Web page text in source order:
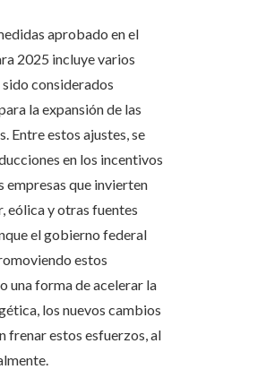
aprobado en el
2025 incluye varios
sido considerados
la expansión de las
Entre estos ajustes, se
en los incentivos
empresas que invierten
eólica y otras fuentes
el gobierno federal
estos
una forma de acelerar la
los nuevos cambios
frenar estos esfuerzos, al